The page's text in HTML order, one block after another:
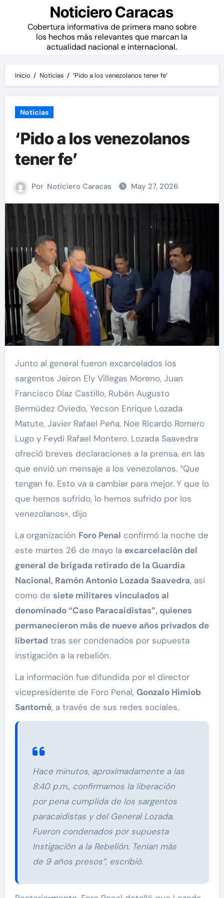
Noticiero Caracas
Cobertura informativa de primera mano sobre
los hechos más relevantes que marcan la
actualidad nacional e internacional.
Inicio Noticias ‘Pido a los venezolanos tener fe’
Noticias
‘Pido a los venezolanos
tener fe’
Por Noticiero Caracas May 27, 2026
Junto al general fueron excarcelados los
sargentos Jairon Ely Villegas Moreno, Juan
Francisco Díaz Castillo, Rubén Augusto
Bermúdez Oviedo, Yecson Enrique Lozada
Matute, Javier Rafael Peña, Noe Ricardo Romero
Lugo y Feydi Rafael Montero. Lozada Saavedra
ofreció breves declaraciones a la prensa, en las
que envió un mensaje a los venezolanos. “Que
tengan fe. Esto va a cambiar para mejor. Y que lo
que hemos sufrido, lo hemos sufrido por los
venezolanos», dijo
La organización Foro Penal confirmó la noche de
este martes 26 de mayo la excarcelación del
general de brigada retirado de la Guardia
Nacional, Ramón Antonio Lozada Saavedra, así
como de siete militares vinculados al
denominado “Caso Paracaidistas”, quienes
permanecieron más de nueve años privados de
libertad tras ser condenados por supuesta
instigación a la rebelión.
La información fue difundida por el director
vicepresidente de Foro Penal, Gonzalo Himiob
Santomé, a través de sus redes sociales.
Hace minutos, aproximadamente a las
8:40 p.m., confirmamos la liberación
por pena cumplida de los sargentos
paracaidistas y del General Lozada.
Fueron condenados por supuesta
Instigación a la Rebelión. Tenían más
de 9 años presos”, escribió.